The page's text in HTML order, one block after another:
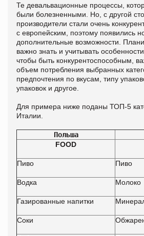
Те девальвационные процессы,
были болезненными. Но, с другой
производители стали очень
с европейским, поэтому появились
дополнительные возможности.
важно знать и учитывать
чтобы быть конкурентоспособным,
объем потребления выбранных
предпочтения по вкусам, типу
упаковок и другое.
Для примера ниже поданы ТОП-5
Италии.
Польша
FOOD
Пиво Пиво
Водка Молоко
Газированные напитки
Соки